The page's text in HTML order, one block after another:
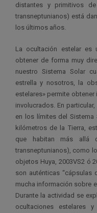
distantes y primitivos
transneptunianos) está
los últimos años.
La ocultación estelar es
obtener de forma muy
nuestro Sistema Solar
estrella y nosotros, la
estelares» permite
involucrados. En
en los límites del
kilómetros de la Tierra,
que habitan más allá
transneptunianos), como
objetos Huya, 2003VS2 ó
son auténticas “cápsulas
mucha información sobre
Durante la actividad se
ocultaciones estelares